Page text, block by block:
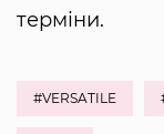
терміни.
#VERSATILE